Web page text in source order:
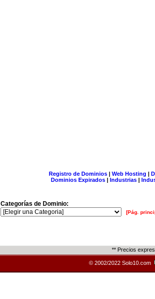
Registro de Dominios| Web Hosting |
Dominios Expirados | Industrias |
Categorías de Dominio:
[Pág.
** Precios
© 2002/2022 Solo10.com